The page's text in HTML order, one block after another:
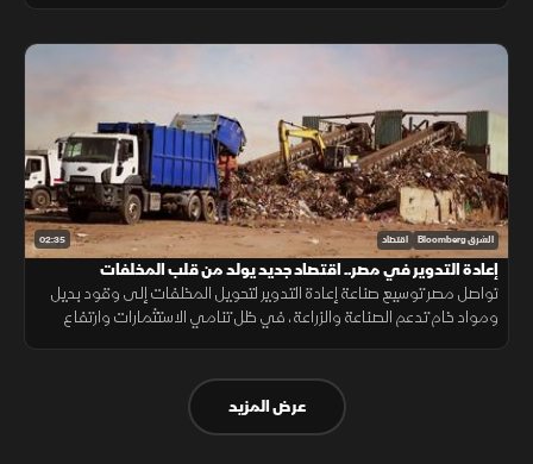
02:35 الشرق Bloomberg اقتصاد
إعادة التدوير في مصر.. اقتصاد جديد يولد من قلب المخلفات
تواصل مصر توسيع صناعة إعادة التدوير لتحويل المخلفات إلى وقود بديل
ومواد خام تدعم الصناعة والزراعة، في ظل تنامي الاستثمارات وارتفاع
عرض المزيد